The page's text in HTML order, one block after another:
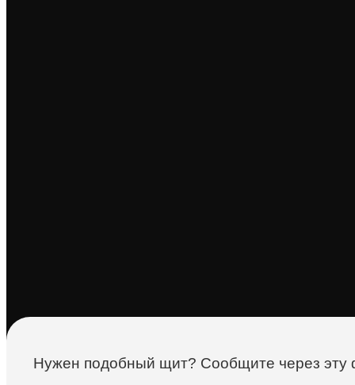
Нужен подобный щит? Сообщите через эту